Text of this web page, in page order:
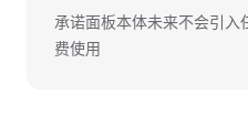
承诺面板本体未来不会引
费使用